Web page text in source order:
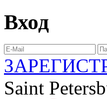
Вход
Saint